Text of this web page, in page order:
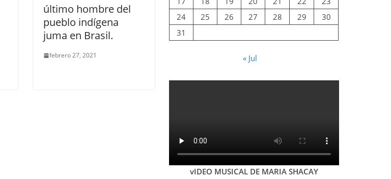
último hombre del
pueblo indígena
juma en Brasil.
febrero 27, 2021
24
25 26 27 28 29
30
31
« Jul
vIDEO MUSICAL DE MARIA SHACAY